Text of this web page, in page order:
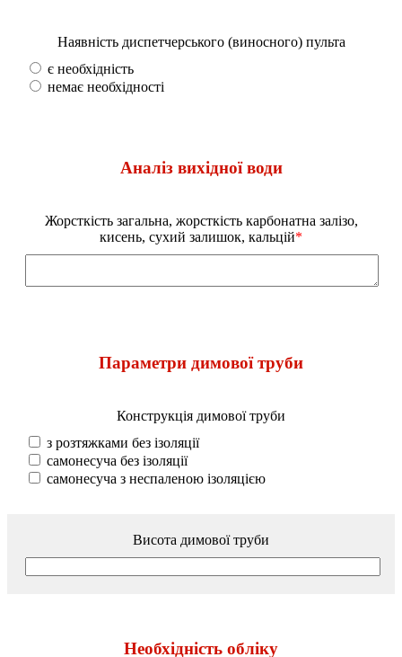
Наявність диспетчерського (виносного) пульта
є необхідність
немає необхідності
Аналіз вихідної води
Жорсткість загальна, жорсткість карбонатна залізо,
кисень, сухий залишок, кальцій*
Параметри димової труби
Конструкція димової труби
з розтяжками без ізоляції
самонесуча без ізоляції
самонесуча з неспаленою ізоляцією
Висота димової труби
Необхідність обліку